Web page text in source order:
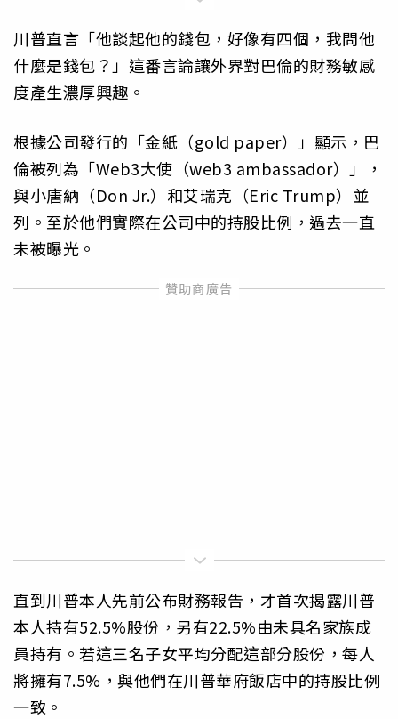
川普直言「他談起他的錢包，好像有四個，我問他
什麼是錢包？」這番言論讓外界對巴倫的財務敏感
度產生濃厚興趣。
根據公司發行的「金紙（gold paper）」顯示，巴
倫被列為「Web3大使（web3 ambassador）」，
與小唐納（Don Jr.）和艾瑞克（Eric Trump）並
列。至於他們實際在公司中的持股比例，過去一直
未被曝光。
直到川普本人先前公布財務報告，才首次揭露川普
本人持有52.5%股份，另有22.5%由未具名家族成
員持有。若這三名子女平均分配這部分股份，每人
將擁有7.5%，與他們在川普華府飯店中的持股比例
一致。